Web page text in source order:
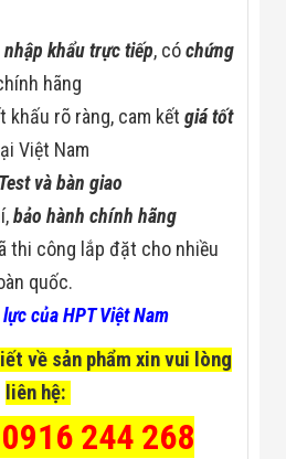
nhập khẩu trực tiếp, cóchứng
hãng
khấu rõ ràng, cam kếtgiá tốt
Việt Nam
và bàn giao
bảo hành chính hãng
thi công lắp đặt cho nhiều
quốc.
của HPT Việt Nam
về sản phẩm xin vui lòng
liên hệ:
244 268